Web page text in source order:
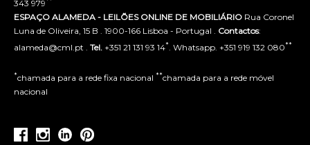
343 979
ESPAÇO ALAMEDA - LEILÕES ONLINE DE MOBILIÁRIO Rua Coronel
Luna de Oliveira, 15 B . 1900-166 Lisboa - Portugal . Contactos:
alameda@cml.pt . Tel. +351 21 131 93 14* . Whatsapp. +351 919 132 080**
*chamada para a rede fixa nacional **chamada para a rede móvel
nacional